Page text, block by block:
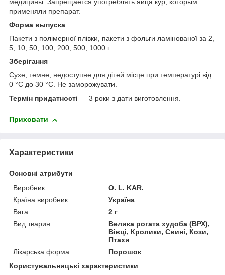
медицины. Запрещается употреблять яйца кур, которым
применяли препарат.
Форма выпуска
Пакети з полімерної плівки, пакети з фольги ламінованої за 2,
5, 10, 50, 100, 200, 500, 1000 г
Зберігання
Сухе, темне, недоступне для дітей місце при температурі від
0 °С до 30 °С. Не заморожувати.
Термін придатності ― 3 роки з дати виготовлення.
Приховати
Характеристики
Основні атрибути
Виробник
O. L. KAR.
Країна виробник
Україна
Вага
2 г
Вид тварин
Велика рогата худоба (ВРХ),
Вівці, Кролики, Свині, Кози,
Птахи
Лікарська форма
Порошок
Користувальницькі характеристики